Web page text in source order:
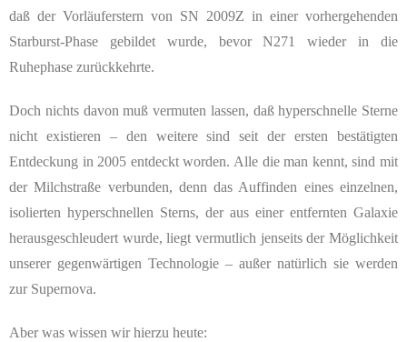
daß der Vorläuferstern von SN 2009Z in einer vorhergehenden
Starburst-Phase gebildet wurde, bevor N271 wieder in die
Ruhephase zurückkehrte.
Doch nichts davon muß vermuten lassen, daß hyperschnelle Sterne
nicht existieren – den weitere sind seit der ersten bestätigten
Entdeckung in 2005 entdeckt worden. Alle die man kennt, sind mit
der Milchstraße verbunden, denn das Auffinden eines einzelnen,
isolierten hyperschnellen Sterns, der aus einer entfernten Galaxie
herausgeschleudert wurde, liegt vermutlich jenseits der Möglichkeit
unserer gegenwärtigen Technologie – außer natürlich sie werden
zur Supernova.
Aber was wissen wir hierzu heute: